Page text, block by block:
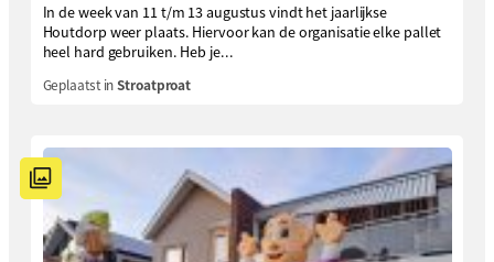
In de week van 11 t/m 13 augustus vindt het jaarlijkse
Houtdorp weer plaats. Hiervoor kan de organisatie elke pallet
heel hard gebruiken. Heb je...
Geplaatst inStroatproat